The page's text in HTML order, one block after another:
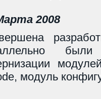
2008
модуль